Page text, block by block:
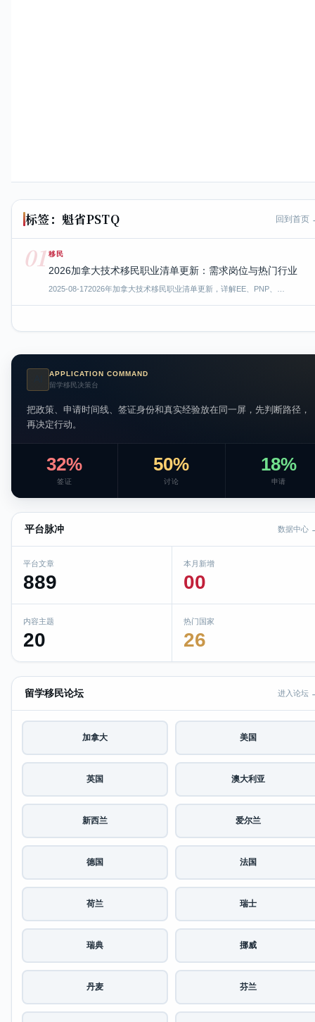
标签：魁省PSTQ 回到首页
01 移民
2026加拿大技术移民职业清单更新：需求岗位与热门行业
2025-08-172026年加拿大技术移民职业清单更新，详解EE、PNP、…
APPLICATION COMMAND
留学移民决策台
把政策、申请时间线、签证身份和真实经验放在同一屏，先判断路径，
再决定行动。
32%
签证
50%
讨论
18%
申请
平台脉冲 数据中心
平台文章
889
本月新增
00
内容主题
20
热门国家
26
留学移民论坛 进入论坛
加拿大 美国
英国 澳大利亚
新西兰 爱尔兰
德国 法国
荷兰 瑞士
瑞典 挪威
丹麦 芬兰